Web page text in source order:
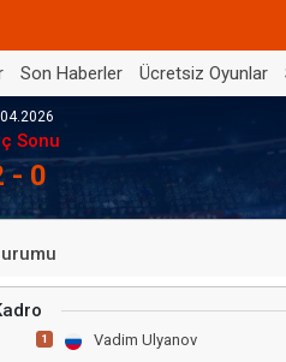
Son Haberler Ücretsiz Oyunlar
Sonu
- 0
1 Vadim Ulyanov